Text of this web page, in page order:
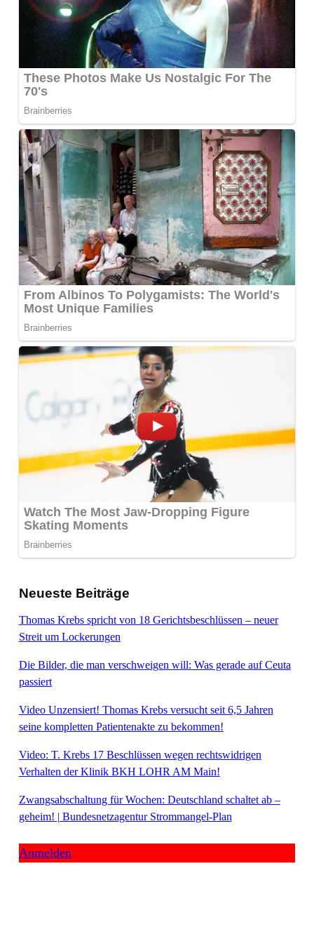
Neueste Beiträge
Thomas Krebs spricht von 18 Gerichtsbeschlüssen – neuer
Streit um Lockerungen
Die Bilder, die man verschweigen will: Was gerade auf Ceuta
passiert
Video Unzensiert! Thomas Krebs versucht seit 6,5 Jahren
seine kompletten Patientenakte zu bekommen!
Video: T. Krebs 17 Beschlüssen wegen rechtswidrigen
Verhalten der Klinik BKH LOHR AM Main!
Zwangsabschaltung für Wochen: Deutschland schaltet ab –
geheim! | Bundesnetzagentur Strommangel-Plan
Anmelden